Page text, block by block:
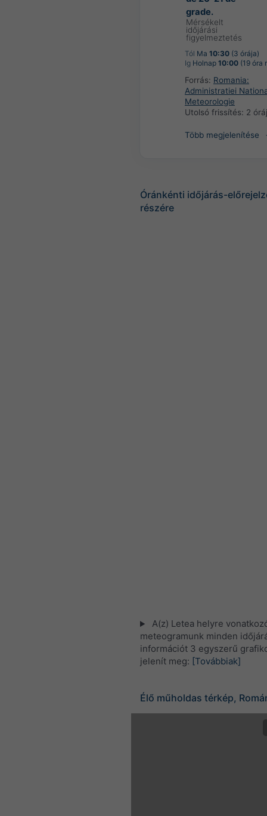
grade.
Mérsékelt
időjárási
figyelmeztetés
Tól Ma 10:30 (3 órája)
Ig Holnap 10:00 (19 óra
Forrás: Romania:
Administratiei
Meteorologie
Utolsó frissítés: 2
Több megjelenítése
Óránkénti időjárás-
részére
A(z) Letea helyre
meteogramunk minden
információt 3 egyszerű
jelenít meg: [Továbbiak]
Élő műholdas térkép,